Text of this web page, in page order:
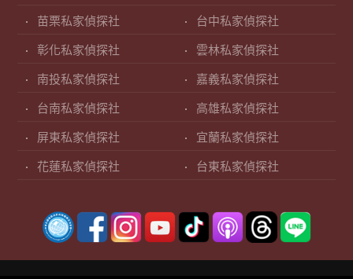
苗栗私家偵探社 台中私家偵探社
彰化私家偵探社 雲林私家偵探社
南投私家偵探社 嘉義私家偵探社
台南私家偵探社 高雄私家偵探社
屏東私家偵探社 宜蘭私家偵探社
花蓮私家偵探社 台東私家偵探社